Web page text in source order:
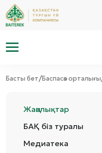
Басты бет/Баспасөз орталығы
Жаңалықтар
БАҚ біз туралы
Медиатека